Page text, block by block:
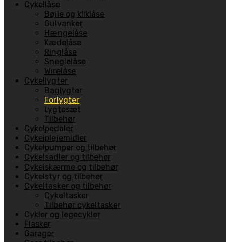
Cykellåse
Bøjle og kliklåse
Gulvanker
Hængelåse
Kædelåse
Ringlåse
Sneglelåse
Wirelåse
Cykellygter
Baglygter
Forlygter
Lygtesæt
Tilbehør
Cykelpedaler
Cykelplejemidler
Cykelpumper og tilbehør
Cykelsadler og tilbehør
Cykelskærme og tilbehør
Cykelstyr og tilbehør
Cykeltasker og tilbehør
Cykeltasker
Tilbehør cykeltasker
Cykler og legecykler
Flasker
Garager